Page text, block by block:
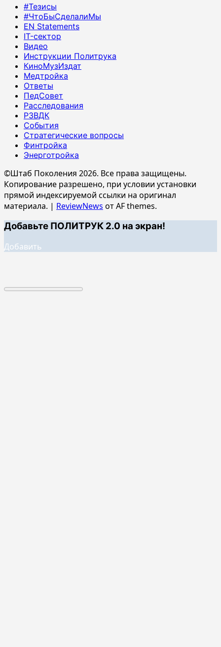
#Тезисы
#ЧтоБыСделалиМы
EN Statements
IT-сектор
Видео
Инструкции Политрука
КиноМузИздат
Медтройка
Ответы
ПедСовет
Расследования
РЗВДК
События
Стратегические вопросы
Финтройка
Энерготройка
©Штаб Поколения 2026. Все права защищены.
Копирование разрешено, при условии установки
прямой индексируемой ссылки на оригинал
материала. | ReviewNews от AF themes.
Добавьте ПОЛИТРУК 2.0 на экран!
Добавить